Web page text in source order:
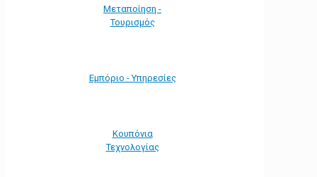
Μεταποίηση -
Τουρισμός
Εμπόριο - Υπηρεσίες
Κουπόνια
Τεχνολογίας